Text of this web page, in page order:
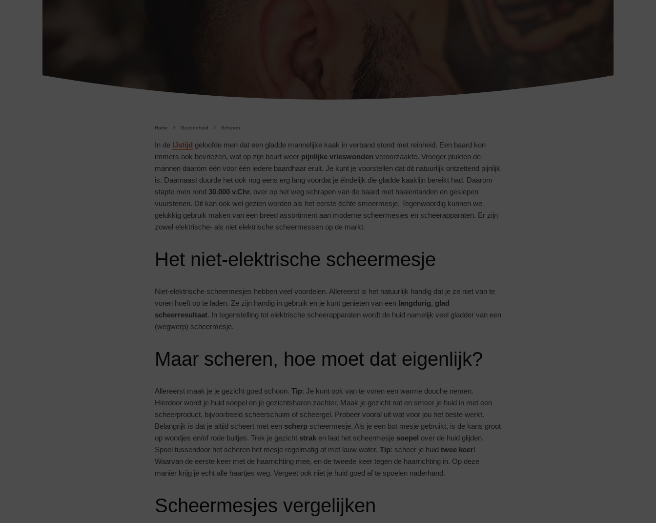
Home Gezondheid Scheren
In de IJstijd geloofde men dat een gladde mannelijke kaak in verband stond met reinheid. Een baard kon
immers ook bevriezen, wat op zijn beurt weer pijnlijke vrieswonden veroorzaakte. Vroeger plukten de
mannen daarom één voor één iedere baardhaar eruit. Je kunt je voorstellen dat dit natuurlijk ontzettend pijnlijk
is. Daarnaast duurde het ook nog eens erg lang voordat je éindelijk die gladde kaaklijn bereikt had. Daarom
stapte men rond 30.000 v.Chr. over op het weg schrapen van de baard met haaientanden en geslepen
vuurstenen. Dit kan ook wel gezien worden als het eerste échte smeermesje. Tegenwoordig kunnen we
gelukkig gebruik maken van een breed assortiment aan moderne scheermesjes en scheerapparaten. Er zijn
zowel elektrische- als niet elektrische scheermessen op de markt.
Het niet-elektrische scheermesje
Niet-elektrische scheermesjes hebben veel voordelen. Allereerst is het natuurlijk handig dat je ze niet van te
voren hoeft op te laden. Ze zijn handig in gebruik en je kunt genieten van een langdurig, glad
scheerresultaat. In tegenstelling tot elektrische scheerapparaten wordt de huid namelijk veel gladder van een
(wegwerp) scheermesje.
Maar scheren, hoe moet dat eigenlijk?
Allereerst maak je je gezicht goed schoon. Tip: Je kunt ook van te voren een warme douche nemen.
Hierdoor wordt je huid soepel en je gezichtsharen zachter. Maak je gezicht nat en smeer je huid in met een
scheerproduct, bijvoorbeeld scheerschuim of scheergel. Probeer vooral uit wat voor jou het beste werkt.
Belangrijk is dat je altijd scheert met een scherp scheermesje. Als je een bot mesje gebruikt, is de kans groot
op wondjes en/of rode bultjes. Trek je gezicht strak en laat het scheermesje soepel over de huid glijden.
Spoel tussendoor het scheren het mesje regelmatig af met lauw water. Tip: scheer je huid twee keer!
Waarvan de eerste keer met de haarrichting mee, en de tweede keer tegen de haarrichting in. Op deze
manier krijg je echt alle haartjes weg. Vergeet ook niet je huid goed af te spoelen naderhand.
Scheermesjes vergelijken